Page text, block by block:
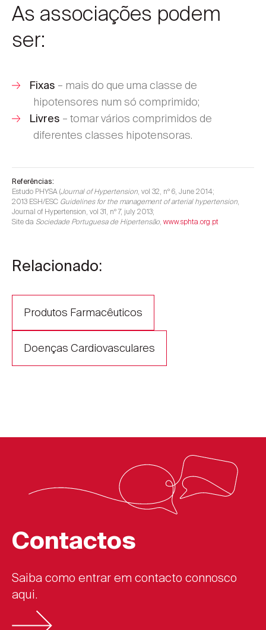
As associações podem
ser:
Fixas – mais do que uma classe de
hipotensores num só comprimido;
Livres – tomar vários comprimidos de
diferentes classes hipotensoras.
Referências:
Estudo PHYSA (Journal of Hypertension, vol 32, nº 6, June 2014;
2013 ESH/ESC Guidelines for the management of arterial hypertension,
Journal of Hypertension, vol 31, nº 7, july 2013;
Site da Sociedade Portuguesa de Hipertensão, www.sphta.org.pt
Relacionado:
Produtos Farmacêuticos
Doenças Cardiovasculares
Contactos
Saiba como entrar em contacto connosco
aqui.